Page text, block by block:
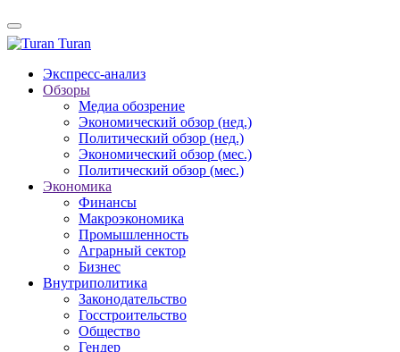
Turan
Экспресс-анализ
Обзоры
Медиа обозрение
Экономический обзор (нед.)
Политический обзор (нед.)
Экономический обзор (мес.)
Политический обзор (мес.)
Экономика
Финансы
Макроэкономика
Промышленность
Аграрный сектор
Бизнес
Внутриполитика
Законодательство
Госстроительство
Общество
Гендер